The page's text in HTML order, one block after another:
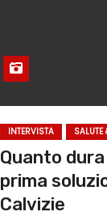
INTERVISTA SALUTE
Quanto
prima
Calvizie